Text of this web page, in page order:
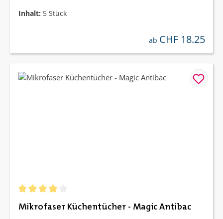
Inhalt: 5 Stück
regulärer preis:
ab CHF 18.25
Mikrofaser Küchentücher - Magic Antibac